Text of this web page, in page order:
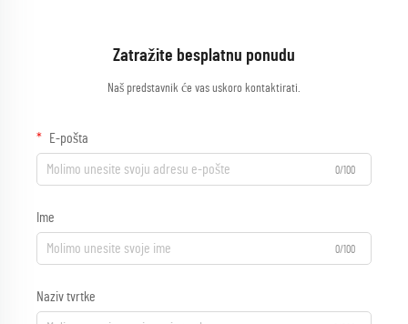
Zatražite besplatnu ponudu
Naš predstavnik će vas uskoro kontaktirati.
E-pošta
0/100
Ime
0/100
Naziv tvrtke